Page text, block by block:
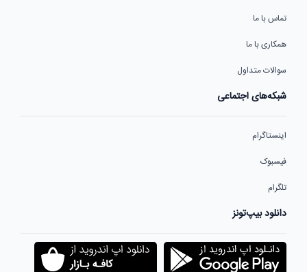
تماس با ما
همکاری با ما
سوالات متداول
شبکه‌های اجتماعی
اینستاگرام
فیسبوک
تلگرام
دانلود بیپ‌تونز